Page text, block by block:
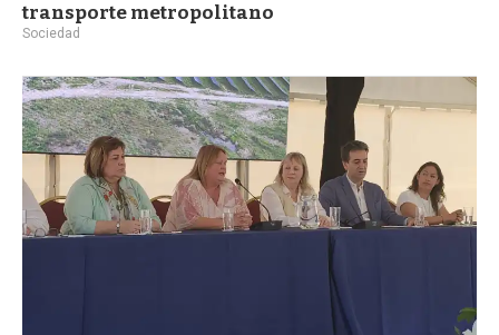
transporte metropolitano
Sociedad